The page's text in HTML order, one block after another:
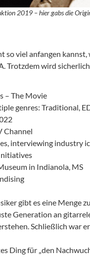
2019 – hier gabs die
so viel anfangen
Trotzdem wird
– The Movie
genres: Traditional,
Channel
interviewing industry
in Indianola, MS
gibt es eine Menge
Generation an
Schließlich war
Ding für „den